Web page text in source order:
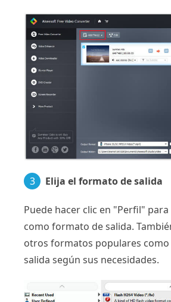
3 Elija el formato de salida
Puede hacer clic en "Perfil" para
como formato de salida.
otros formatos populares
salida según sus necesidades.